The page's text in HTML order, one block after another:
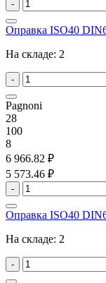
-
Оправка ISO40
На складе: 2
-
Pagnoni
28
100
8
6 966.82 ₽
5 573.46 ₽
-
Оправка ISO40
На складе: 2
-